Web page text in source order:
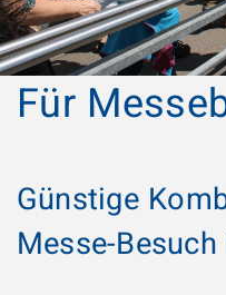
Für
Günstige
Messe-